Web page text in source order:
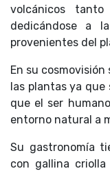
volcánicos
dedicándose a
provenientes del
En su
las plantas ya
que el ser
entorno natural a
Su gastronomía
con gallina